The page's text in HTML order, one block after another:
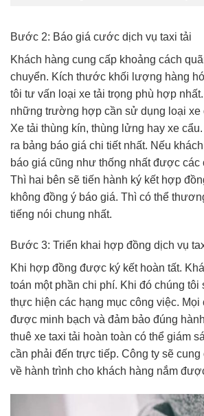
Bước 2: Báo giá cước dịch vụ taxi tải
Khách hàng cung cấp khoảng cách
chuyển. Kích thước khối lượng hàng
tôi tư vấn loại xe tải trọng phù hợp
những trường hợp cần sử dụng loại xe
Xe tải thùng kín, thùng lửng hay xe
ra bảng báo giá chi tiết nhất. Nếu
báo giá cũng như thống nhất được các
Thì hai bên sẽ tiến hành ký kết hợp
không đồng ý báo giá. Thì có thể
tiếng nói chung nhất.
Bước 3: Triển khai hợp đồng dịch vụ
Khi hợp đồng được ký kết hoàn tất.
toán một phần chi phí. Khi đó chúng tôi
thực hiện các hạng mục công việc. Mọi
được minh bạch và đảm bảo đúng
thuê xe taxi tải hoàn toàn có thể giám
cần phải đến trực tiếp. Công ty sẽ cung
về hành trình cho khách hàng nắm